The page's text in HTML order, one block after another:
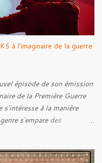
à l'imaginaire de la guerre
épisode de son émission
de la Première Guerre
s'intéresse à la manière
s'empare des
de Noise (